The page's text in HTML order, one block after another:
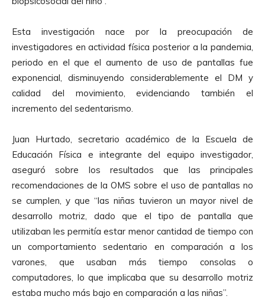
Esta investigación nace por la preocupación de
investigadores en actividad física posterior a la pandemia,
periodo en el que el aumento de uso de pantallas fue
exponencial, disminuyendo considerablemente el DM y
calidad del movimiento, evidenciando también el
incremento del sedentarismo.
Juan Hurtado, secretario académico de la Escuela de
Educación Física e integrante del equipo investigador,
aseguró sobre los resultados que las principales
recomendaciones de la OMS sobre el uso de pantallas no
se cumplen, y que “las niñas tuvieron un mayor nivel de
desarrollo motriz, dado que el tipo de pantalla que
utilizaban les permitía estar menor cantidad de tiempo con
un comportamiento sedentario en comparación a los
varones, que usaban más tiempo consolas o
computadores, lo que implicaba que su desarrollo motriz
estaba mucho más bajo en comparación a las niñas”.